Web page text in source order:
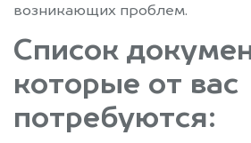
возникающих проблем.
Список
которые от вас
потребуются: